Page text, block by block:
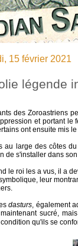
15 février 2021
légende
des Zoroastriens
et portant
ont ensuite mis
au large des côtes
de s'installer dans
le roi les a vus, il a
leur
dasturs, également
sucré,
qu'ils se